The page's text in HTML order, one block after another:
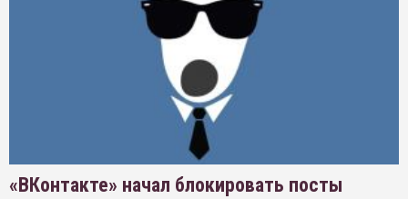
«ВКонтакте» начал блокировать посты